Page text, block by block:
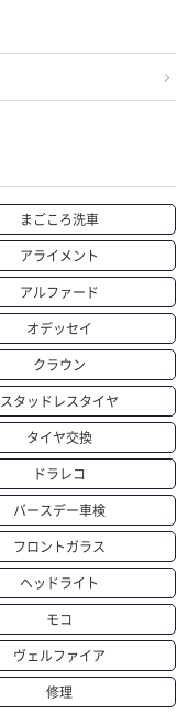
まごころ洗車
アライメント
アルファード
オデッセイ
クラウン
スタッドレスタイヤ
タイヤ交換
ドラレコ
バースデー車検
フロントガラス
ヘッドライト
モコ
ヴェルファイア
修理